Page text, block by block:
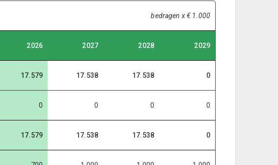
bedragen x € 1.000
2026 2027 2028 2029
17.579 17.538 17.538 0
0 0 0 0
17.579 17.538 17.538 0